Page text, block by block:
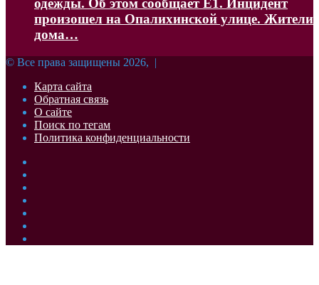
одежды. Об этом сообщает Е1. Инцидент
произошел на Опалихинской улице. Жители
дома…
© Все права защищены 2026, |
Карта сайта
Обратная связь
О сайте
Поиск по тегам
Политика конфиденциальности